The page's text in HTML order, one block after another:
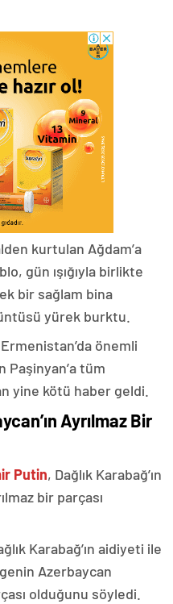
kurtulan Ağdam’a
gün ışığıyla birlikte
bir sağlam bina
yürek burktu.
önemli
tüm
yine kötü haber geldi.
Ayrılmaz Bir
Putin, Dağlık Karabağ’ın
bir parçası
Karabağ’ın aidiyeti ile
Azerbaycan
olduğunu söyledi.